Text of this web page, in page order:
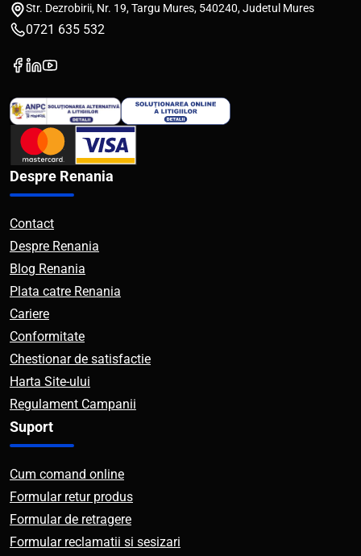
Str. Dezrobirii, Nr. 19, Targu Mures, 540240, Judetul Mures
0721 635 532
Despre Renania
Contact
Despre Renania
Blog Renania
Plata catre Renania
Cariere
Conformitate
Chestionar de satisfactie
Harta Site-ului
Regulament Campanii
Suport
Cum comand online
Formular retur produs
Formular de retragere
Formular reclamatii si sesizari